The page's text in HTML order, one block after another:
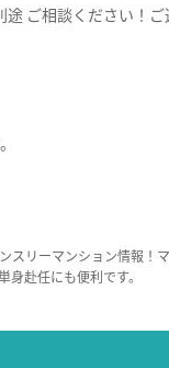
ご相談ください！
リーマンション情報
赴任にも便利です。